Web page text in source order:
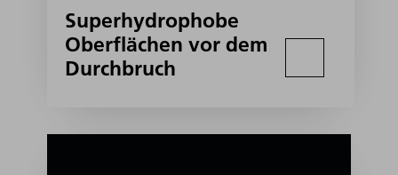
Superhydrophobe
Oberflächen vor dem
Durchbruch